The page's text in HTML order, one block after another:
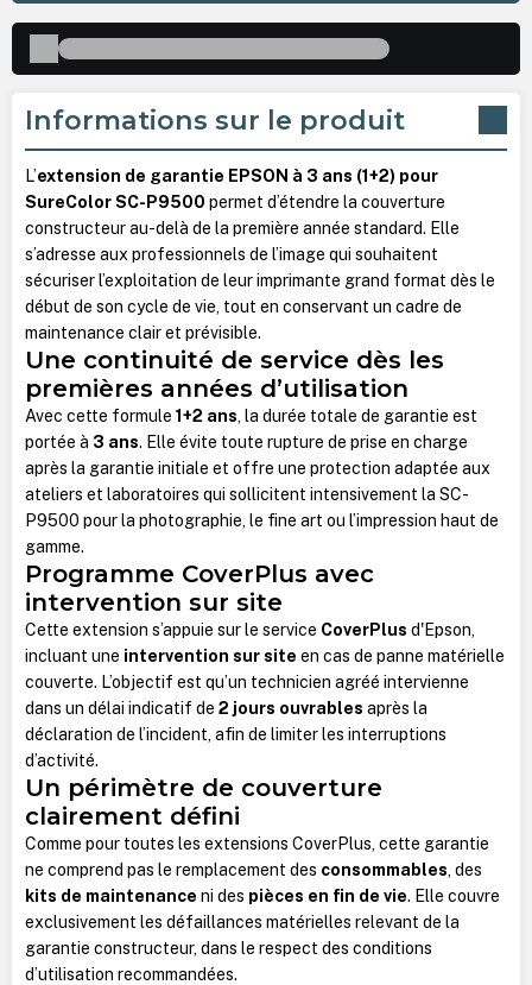
Informations sur le produit
L’extension de garantie EPSON à 3 ans (1+2) pour
SureColor SC-P9500 permet d’étendre la couverture
constructeur au-delà de la première année standard. Elle
s’adresse aux professionnels de l’image qui souhaitent
sécuriser l’exploitation de leur imprimante grand format dès le
début de son cycle de vie, tout en conservant un cadre de
maintenance clair et prévisible.
Une continuité de service dès les
premières années d’utilisation
Avec cette formule 1+2 ans, la durée totale de garantie est
portée à 3 ans. Elle évite toute rupture de prise en charge
après la garantie initiale et offre une protection adaptée aux
ateliers et laboratoires qui sollicitent intensivement la SC-
P9500 pour la photographie, le fine art ou l’impression haut de
gamme.
Programme CoverPlus avec
intervention sur site
Cette extension s’appuie sur le service CoverPlus d'Epson,
incluant une intervention sur site en cas de panne matérielle
couverte. L’objectif est qu’un technicien agréé intervienne
dans un délai indicatif de 2 jours ouvrables après la
déclaration de l’incident, afin de limiter les interruptions
d’activité.
Un périmètre de couverture
clairement défini
Comme pour toutes les extensions CoverPlus, cette garantie
ne comprend pas le remplacement des consommables, des
kits de maintenance ni des pièces en fin de vie. Elle couvre
exclusivement les défaillances matérielles relevant de la
garantie constructeur, dans le respect des conditions
d’utilisation recommandées.